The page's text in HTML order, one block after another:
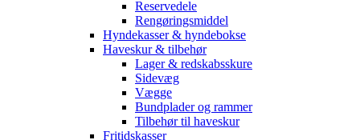
Reservedele
Rengøringsmiddel
Hyndekasser & hyndebokse
Haveskur & tilbehør
Lager & redskabsskure
Sidevæg
Vægge
Bundplader og rammer
Tilbehør til haveskur
Fritidskasser